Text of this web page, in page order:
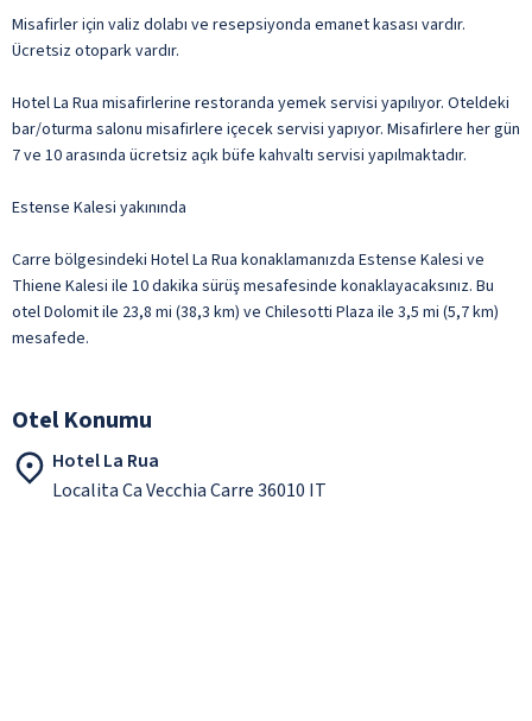
Misafirler için valiz dolabı ve resepsiyonda emanet kasası vardır.
Ücretsiz otopark vardır.
Hotel La Rua misafirlerine restoranda yemek servisi yapılıyor. Oteldeki
bar/oturma salonu misafirlere içecek servisi yapıyor. Misafirlere her gün
7 ve 10 arasında ücretsiz açık büfe kahvaltı servisi yapılmaktadır.
Estense Kalesi yakınında
Carre bölgesindeki Hotel La Rua konaklamanızda Estense Kalesi ve
Thiene Kalesi ile 10 dakika sürüş mesafesinde konaklayacaksınız. Bu
otel Dolomit ile 23,8 mi (38,3 km) ve Chilesotti Plaza ile 3,5 mi (5,7 km)
mesafede.
Otel Konumu
Hotel La Rua
Localita Ca Vecchia Carre 36010 IT